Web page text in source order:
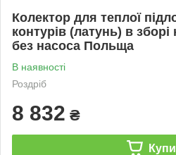
Колектор для теплої
контурів (латунь) в
без насоса Польща
В наявності
Роздріб
8 832 ₴